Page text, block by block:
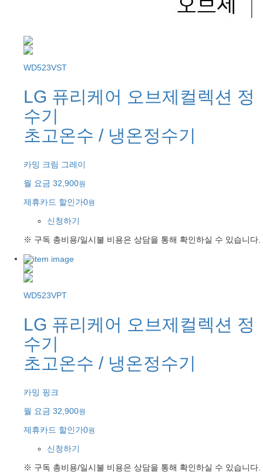
WD523VST
LG 퓨리케어 오브제컬렉션 정
수기
초고온수 / 냉온정수기
카밍 크림 그레이
월 요금 32,900원
제휴카드 할인가0원
신청하기
※ 구독 총비용/일시불 비용은 상담을 통해 확인하실 수 있습니다.
WD523VPT
LG 퓨리케어 오브제컬렉션 정
수기
초고온수 / 냉온정수기
카밍 핑크
월 요금 32,900원
제휴카드 할인가0원
신청하기
※ 구독 총비용/일시불 비용은 상담을 통해 확인하실 수 있습니다.